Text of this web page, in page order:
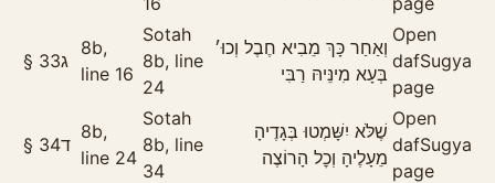
§ 33ג
8b,
line 16
Sotah
8b, line
24
וְאַחַר כָּךְ מֵבִיא חֶבֶל וְכוּ׳
בְּעָא מִינֵּיהּ רַבִּי
Open
dafSugya
page
§ 34ד
8b,
line 24
Sotah
8b, line
34
שֶׁלֹּא יִשָּׁמְטוּ בְּגָדֶיהָ
מֵעָלֶיהָ וְכׇל הָרוֹצֶה
Open
dafSugya
page